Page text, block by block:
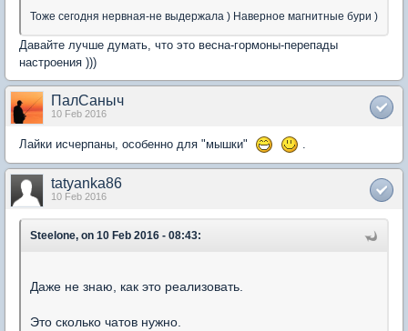
Тоже сегодня нервная-не выдержала ) Наверное магнитные бури )
Давайте лучше думать, что это весна-гормоны-перепады
настроения )))
ПалСаныч
10 Feb 2016
Лайки исчерпаны, особенно для "мышки"
tatyanka86
10 Feb 2016
Steelone, on 10 Feb 2016 - 08:43:
Даже не знаю, как это реализовать.
Это сколько чатов нужно.